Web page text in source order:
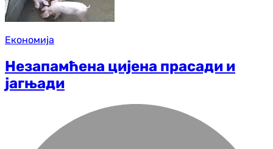
Економија
Незапамћена цијена прасади и
јагњади